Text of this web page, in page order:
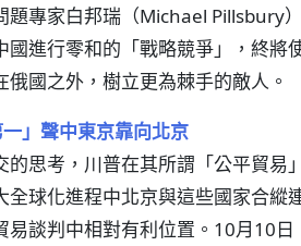
專家白邦瑞（Michael Pillsbury
進行零和的「戰略競爭」，終將
國之外，樹立更為棘手的敵人。
一」聲中東京靠向北京
思考，川普在其所謂「公平貿易
球化進程中北京與這些國家合縱
談判中相對有利位置。10月10